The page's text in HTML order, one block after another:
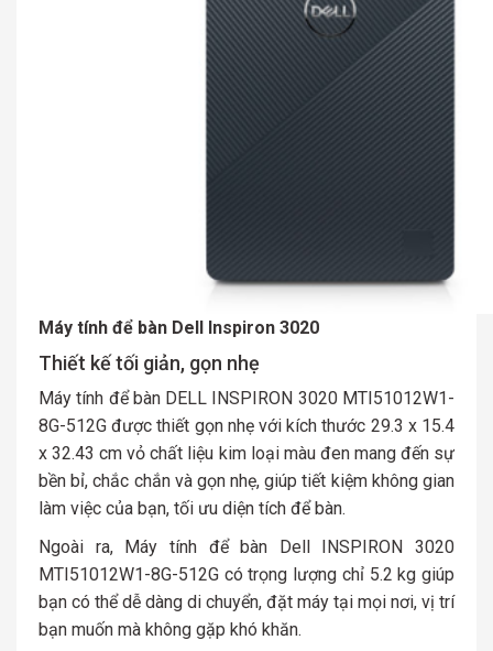
Máy tính để bàn Dell Inspiron 3020
Thiết kế tối giản, gọn nhẹ
Máy tính để bàn DELL INSPIRON 3020 MTI51012W1-
8G-512G được thiết gọn nhẹ với kích thước 29.3 x 15.4
x 32.43 cm vỏ chất liệu kim loại màu đen mang đến sự
bền bỉ, chắc chắn và gọn nhẹ, giúp tiết kiệm không gian
làm việc của bạn, tối ưu diện tích để bàn.
Ngoài ra, Máy tính để bàn Dell INSPIRON 3020
MTI51012W1-8G-512G có trọng lượng chỉ 5.2 kg giúp
bạn có thể dễ dàng di chuyển, đặt máy tại mọi nơi, vị trí
bạn muốn mà không gặp khó khăn.